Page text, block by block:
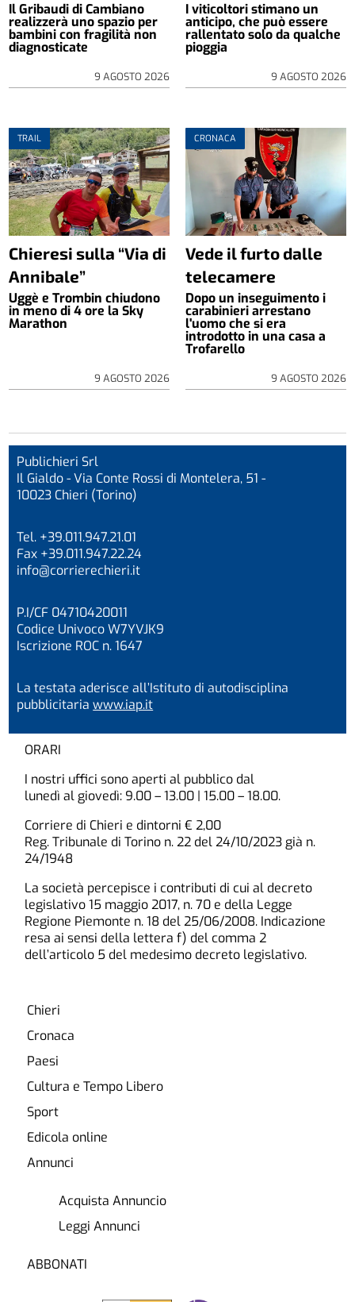
Il Gribaudi di Cambiano
realizzerà uno spazio per
bambini con fragilità non
diagnosticate
9 AGOSTO 2026
I viticoltori stimano un
anticipo, che può essere
rallentato solo da qualche
pioggia
9 AGOSTO 2026
TRAIL
Chieresi sulla “Via di
Annibale”
Uggè e Trombin chiudono
in meno di 4 ore la Sky
Marathon
9 AGOSTO 2026
CRONACA
Vede il furto dalle
telecamere
Dopo un inseguimento i
carabinieri arrestano
l'uomo che si era
introdotto in una casa a
Trofarello
9 AGOSTO 2026
Publichieri Srl
Il Gialdo - Via Conte Rossi di Montelera, 51 -
10023 Chieri (Torino)
Tel. +39.011.947.21.01
Fax +39.011.947.22.24
info@corrierechieri.it
P.I/CF 04710420011
Codice Univoco W7YVJK9
Iscrizione ROC n. 1647
La testata aderisce all’Istituto di autodisciplina
pubblicitariawww.iap.it
ORARI
I nostri uffici sono aperti al pubblico dal
lunedì al giovedì: 9.00 – 13.00 | 15.00 – 18.00.
Corriere di Chieri e dintorni € 2,00
Reg. Tribunale di Torino n. 22 del 24/10/2023 già n.
24/1948
La società percepisce i contributi di cui al decreto
legislativo 15 maggio 2017, n. 70 e della Legge
Regione Piemonte n. 18 del 25/06/2008. Indicazione
resa ai sensi della lettera f) del comma 2
dell’articolo 5 del medesimo decreto legislativo.
Chieri
Cronaca
Paesi
Cultura e Tempo Libero
Sport
Edicola online
Annunci
Acquista Annuncio
Leggi Annunci
ABBONATI